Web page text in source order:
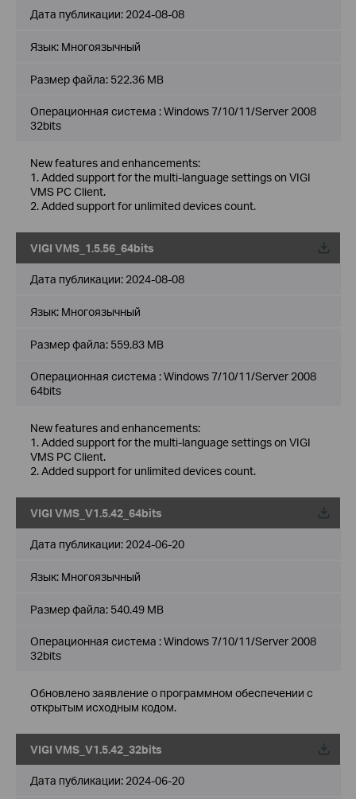
Дата публикации: 2024-08-08
Язык: Многоязычный
Размер файла: 522.36 MB
Операционная система : Windows 7/10/11/Server 2008
32bits
New features and enhancements:
1. Added support for the multi-language settings on VIGI
VMS PC Client.
2. Added support for unlimited devices count.
VIGI VMS_1.5.56_64bits
Дата публикации: 2024-08-08
Язык: Многоязычный
Размер файла: 559.83 MB
Операционная система : Windows 7/10/11/Server 2008
64bits
New features and enhancements:
1. Added support for the multi-language settings on VIGI
VMS PC Client.
2. Added support for unlimited devices count.
VIGI VMS_V1.5.42_64bits
Дата публикации: 2024-06-20
Язык: Многоязычный
Размер файла: 540.49 MB
Операционная система : Windows 7/10/11/Server 2008
32bits
Обновлено заявление о программном обеспечении с
открытым исходным кодом.
VIGI VMS_V1.5.42_32bits
Дата публикации: 2024-06-20